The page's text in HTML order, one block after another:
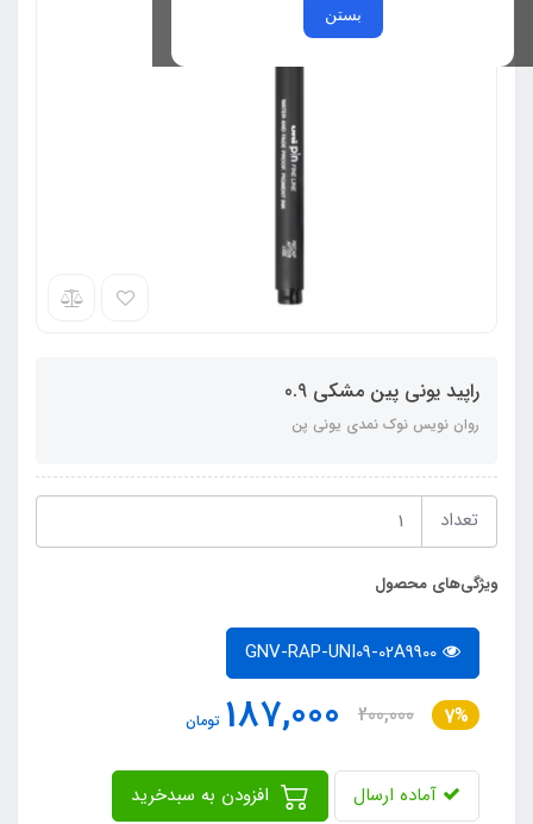
بستن
راپید یونی پین مشکی 0.9
روان نویس نوک نمدی یونی پن
تعداد
ویژگی‌های محصول
7%
200,000
187,000 تومان
آماده ارسال